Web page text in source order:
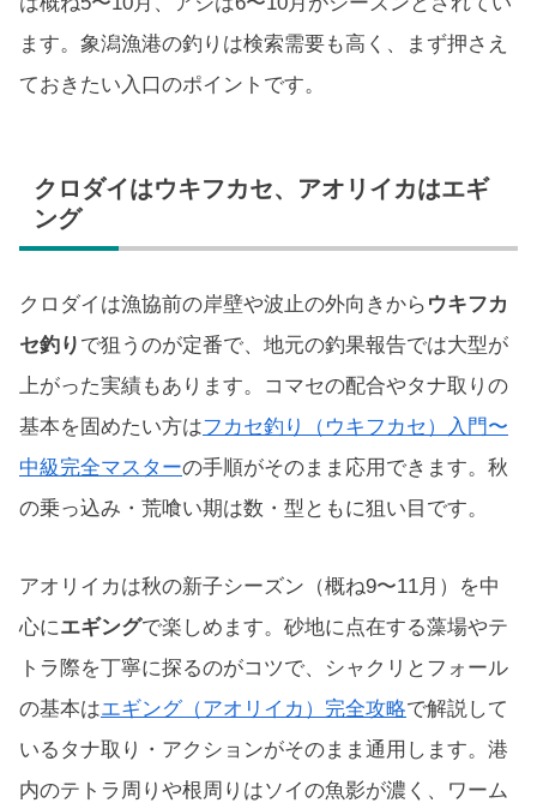
ます。象潟漁港の釣りは検索需要も高く、まず押さえ
ておきたい入口のポイントです。
クロダイはウキフカセ、アオリイカはエギ
ング
クロダイは漁協前の岸壁や波止の外向きから ウキフカ
セ釣り で狙うのが定番で、地元の釣果報告では大型が
上がった実績もあります。コマセの配合やタナ取りの
基本を固めたい方はフカセ釣り（ウキフカセ）入門〜
中級完全マスターの手順がそのまま応用できます。秋
の乗っ込み・荒喰い期は数・型ともに狙い目です。
アオリイカは秋の新子シーズン（概ね9〜11月）を中
心にエギングで楽しめます。砂地に点在する藻場やテ
トラ際を丁寧に探るのがコツで、シャクリとフォール
の基本はエギング（アオリイカ）完全攻略で解説して
いるタナ取り・アクションがそのまま通用します。港
内のテトラ周りや根周りはソイの魚影が濃く、ワーム